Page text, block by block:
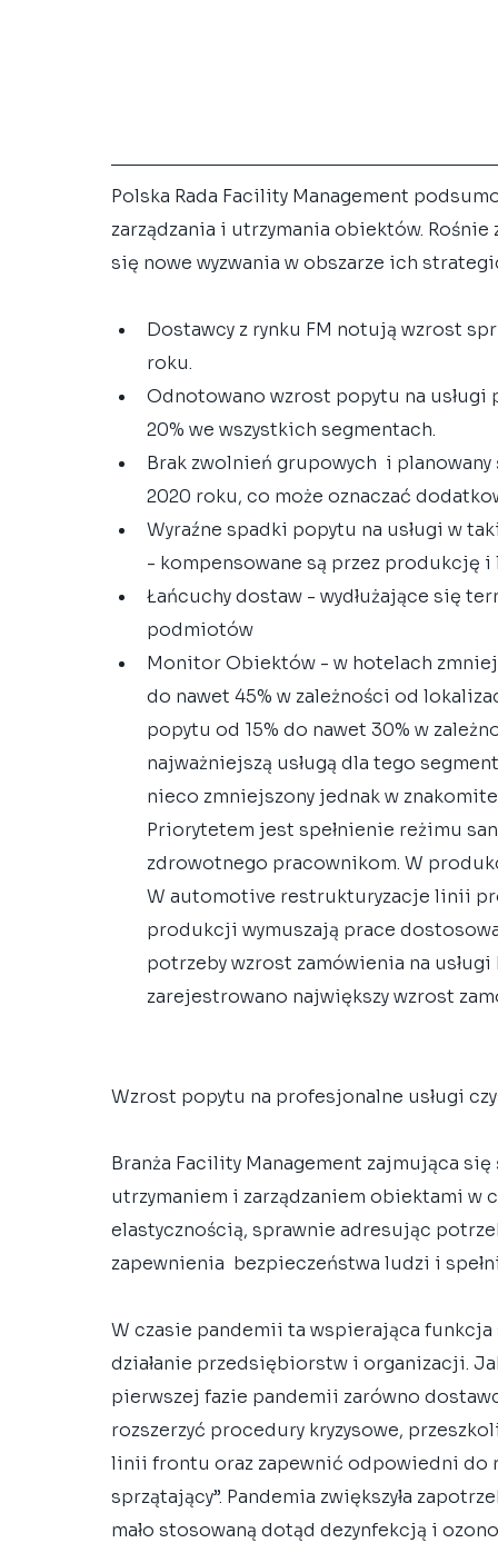
Polska Rada Facility Management
zarządzania i utrzymania obiektów.
się nowe wyzwania w obszarze ich
Dostawcy z rynku FM notują wzrost
roku.
Odnotowano wzrost popytu na
20% we wszystkich segmentach.
Brak zwolnień grupowych  i
2020 roku, co może oznaczać
Wyraźne spadki popytu na usługi w
- kompensowane są przez produkcję
Łańcuchy dostaw - wydłużające się
podmiotów
Monitor Obiektów - w hotelach
do nawet 45% w zależności od
popytu od 15% do nawet 30% w
najważniejszą usługą dla tego
nieco zmniejszony jednak w
Priorytetem jest spełnienie reżimu
zdrowotnego pracownikom. W
W automotive restrukturyzacje linii
produkcji wymuszają prace
potrzeby wzrost zamówienia na
zarejestrowano największy wzrost
Wzrost popytu na profesjonalne usługi
Branża Facility Management zajmująca
utrzymaniem i zarządzaniem obiektami w
elastycznością, sprawnie adresując
zapewnienia  bezpieczeństwa ludzi i
W czasie pandemii ta wspierająca
działanie przedsiębiorstw i organizacji.
pierwszej fazie pandemii zarówno
rozszerzyć procedury kryzysowe,
linii frontu oraz zapewnić odpowiedni do
sprzątający”. Pandemia zwiększyła
mało stosowaną dotąd dezynfekcją i